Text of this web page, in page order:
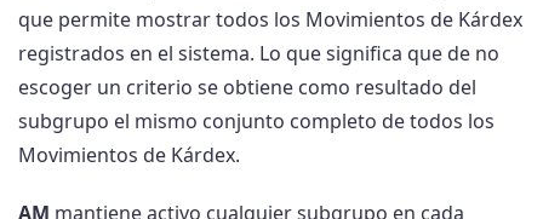
que permite mostrar todos los Movimientos de Kárdex
registrados en el sistema. Lo que significa que de no
escoger un criterio se obtiene como resultado del
subgrupo el mismo conjunto completo de todos los
Movimientos de Kárdex.
AM mantiene activo cualquier subgrupo en cada